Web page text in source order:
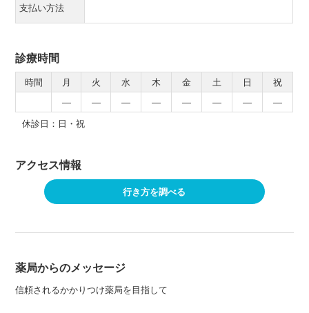
支払い方法
診療時間
時間 月 火 水 木 金 土 日
祝
―
― ― ― ― ― ―
―
休診日：日・祝
アクセス情報
行き方を調べる
薬局からのメッセージ
信頼されるかかりつけ薬局を目指して